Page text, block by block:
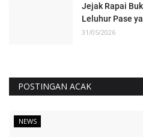
Jejak Rapai
Leluhur Pase
31/05/2026
POSTINGAN ACAK
NEWS